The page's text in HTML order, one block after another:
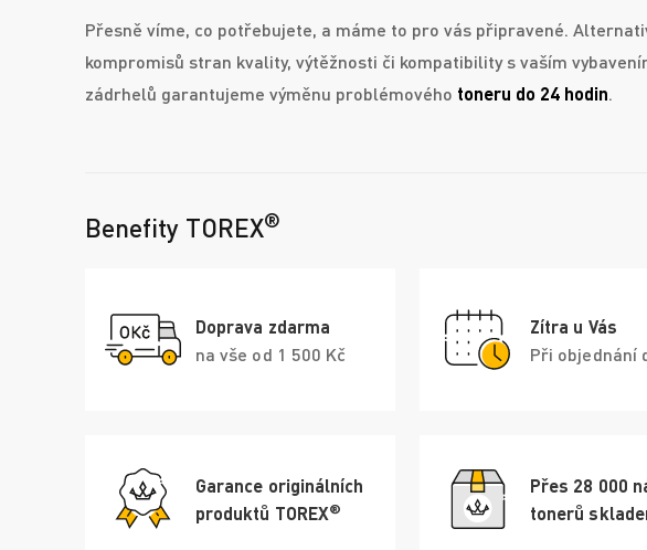
Přesně víme, co potřebujete, a máme to pro vás připravené.
kompromisů stran kvality, výtěžnosti či kompatibility s vaším
zádrhelů garantujeme výměnu problémového toneru do 24 hodin.
Benefity TOREX®
Doprava zdarma
na vše od 1 500 Kč
Zítra u Vás
Při objednání
Garance originálních
produktů TOREX®
Přes 28 000
tonerů